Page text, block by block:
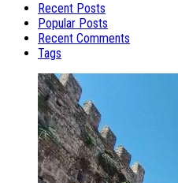
Recent Posts
Popular Posts
Recent Comments
Tags